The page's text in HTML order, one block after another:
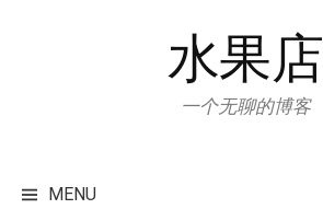
水果店
一个无聊的博客
MENU